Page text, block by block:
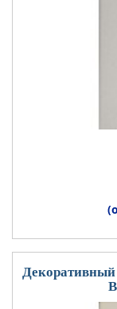
Декоративный